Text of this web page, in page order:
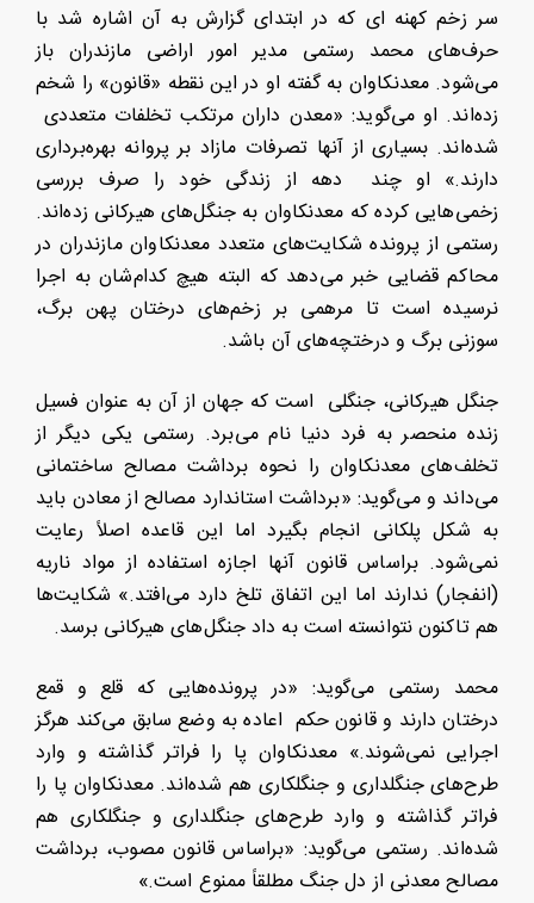
سر زخم کهنه ای که در ابتدای گزارش به آن اشاره شد با
حرف‌های محمد رستمی مدیر امور اراضی مازندران باز
می‌شود. معدنکاوان به گفته او در این نقطه «قانون» را شخم
زده‌اند. او می‌گوید: «معدن داران مرتکب تخلفات متعددی
شده‌اند. بسیاری از آنها تصرفات مازاد بر پروانه بهره‌برداری
دارند.» او چند دهه از زندگی خود را صرف بررسی
زخمی‌هایی کرده که معدنکاوان به جنگل‌های هیرکانی زده‌اند.
رستمی از پرونده شکایت‌های متعدد معدنکاوان مازندران در
محاکم قضایی خبر می‌دهد که البته هیچ کدام‌شان به اجرا
نرسیده است تا مرهمی بر زخم‌های درختان پهن برگ،
سوزنی برگ و درختچه‌های آن باشد.
جنگل هیرکانی، جنگلی است که جهان از آن به عنوان فسیل
زنده منحصر به فرد دنیا نام می‌برد. رستمی یکی دیگر از
تخلف‌های معدنکاوان را نحوه برداشت مصالح ساختمانی
می‌داند و می‌گوید: «برداشت استاندارد مصالح از معادن باید
به شکل پلکانی انجام بگیرد اما این قاعده اصلاً رعایت
نمی‌شود. براساس قانون آنها اجازه استفاده از مواد ناریه
(انفجار) ندارند اما این اتفاق تلخ دارد می‌افتد.» شکایت‌ها
هم تاکنون نتوانسته است به داد جنگل‌های هیرکانی برسد.
محمد رستمی می‌گوید: «در پرونده‌هایی که قلع و قمع
درختان دارند و قانون حکم اعاده به وضع سابق می‌کند هرگز
اجرایی نمی‌شوند.» معدنکاوان پا را فراتر گذاشته و وارد
طرح‌های جنگلداری و جنگلکاری هم شده‌اند. معدنکاوان پا را
فراتر گذاشته و وارد طرح‌های جنگلداری و جنگلکاری هم
شده‌اند. رستمی می‌گوید: «براساس قانون مصوب، برداشت
مصالح معدنی از دل جنگ مطلقاً ممنوع است.»